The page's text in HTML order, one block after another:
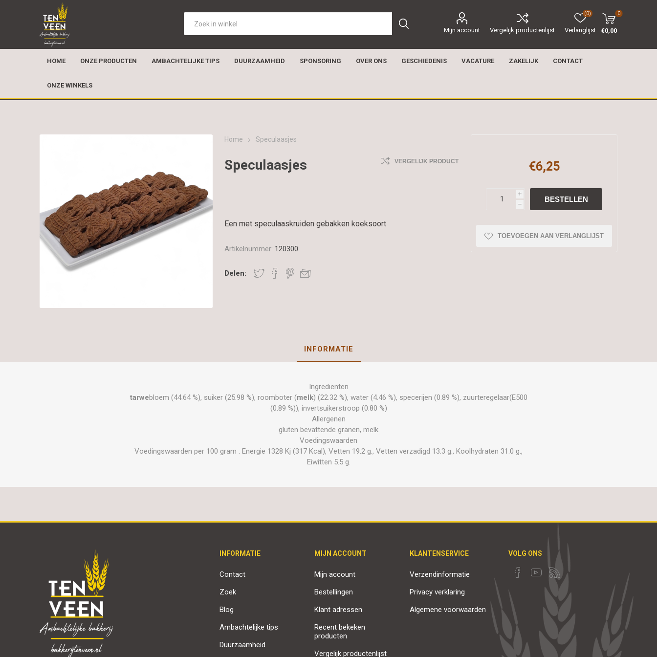
Mijn account Vergelijk productenlijst Verlanglijst
(0) 0
€0,00
HOME ONZE PRODUCTEN AMBACHTELIJKE TIPS DUURZAAMHEID SPONSORING OVER ONS GESCHIEDENIS VACATURE ZAKELIJK CONTACT
ONZE WINKELS
Home Speculaasjes
Speculaasjes VERGELIJK PRODUCT
Een met speculaaskruiden gebakken koeksoort
Artikelnummer: 120300
Delen:
€6,25
i
h
TOEVOEGEN AAN VERLANGLIJST
INFORMATIE
Ingrediënten
tarwebloem (44.64 %), suiker (25.98 %), roomboter (melk) (22.32 %), water (4.46 %), specerijen (0.89 %), zuurteregelaar(E500
(0.89 %)), invertsuikerstroop (0.80 %)
Allergenen
gluten bevattende granen, melk
Voedingswaarden
Voedingswaarden per 100 gram : Energie 1328 Kj (317 Kcal), Vetten 19.2 g., Vetten verzadigd 13.3 g., Koolhydraten 31.0 g.,
Eiwitten 5.5 g.
INFORMATIE
Contact
Zoek
Blog
Ambachtelijke tips
Duurzaamheid
MIJN ACCOUNT
Mijn account
Bestellingen
Klant adressen
Recent bekeken
producten
Vergelijk productenlijst
KLANTENSERVICE
Verzendinformatie
Privacy verklaring
Algemene voorwaarden
VOLG ONS